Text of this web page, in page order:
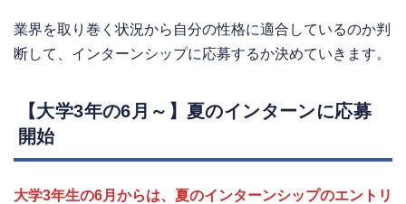
業界を取り巻く状況から自分の性格に適合しているのか判
断して、インターンシップに応募するか決めていきます。
【大学3年の6月～】夏のインターンに応募
開始
大学3年生の6月からは、夏のインターンシップのエントリ